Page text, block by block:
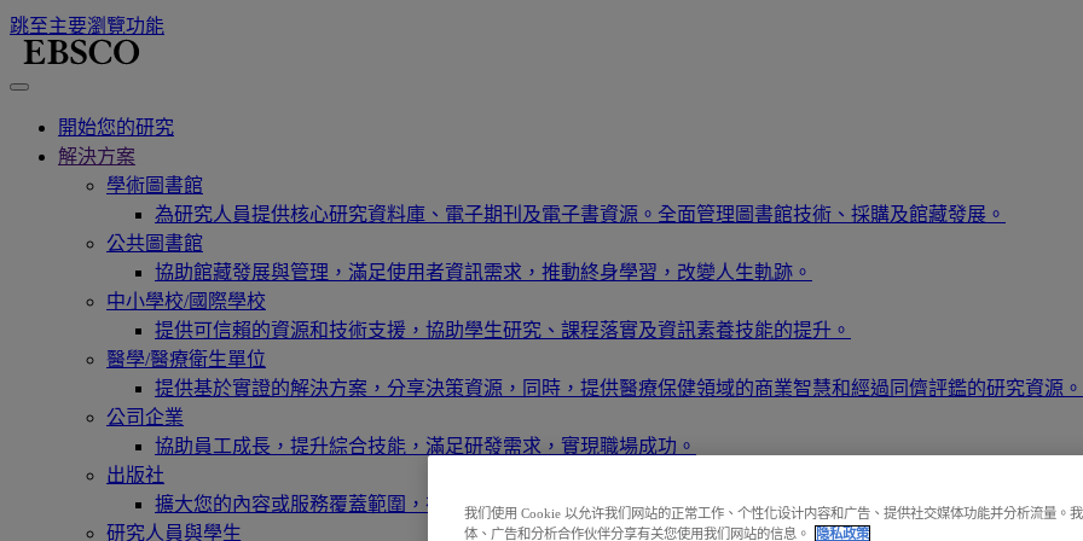
跳至主要瀏覽功能
開始您的研究
解決方案
學術圖書館
為研究人員提供核心研究資料庫、電子期刊及電子書資源。全面管理圖書館技術、採購及館藏發展。
公共圖書館
協助館藏發展與管理，滿足使用者資訊需求，推動終身學習，改變人生軌跡。
中小學校/國際學校
提供可信賴的資源和技術支援，協助學生研究、課程落實及資訊素養技能的提升。
醫學/醫療衛生單位
提供基於實證的解決方案，分享決策資源，同時，提供醫療保健領域的商業智慧和經過同儕評鑑的研究資源。
公司企業
協助員工成長，提升綜合技能，滿足研發需求，實現職場成功。
出版社
擴大您的內容或服務覆蓋範圍，在現有新市場提升佔有率。
研究人員與學生
我们使用 Cookie 以允许我们网站的正常工作、个性化设计内容和广告、提供社交媒体功能并分析流量。
体、广告和分析合作伙伴分享有关您使用我们网站的信息。
隐私政策